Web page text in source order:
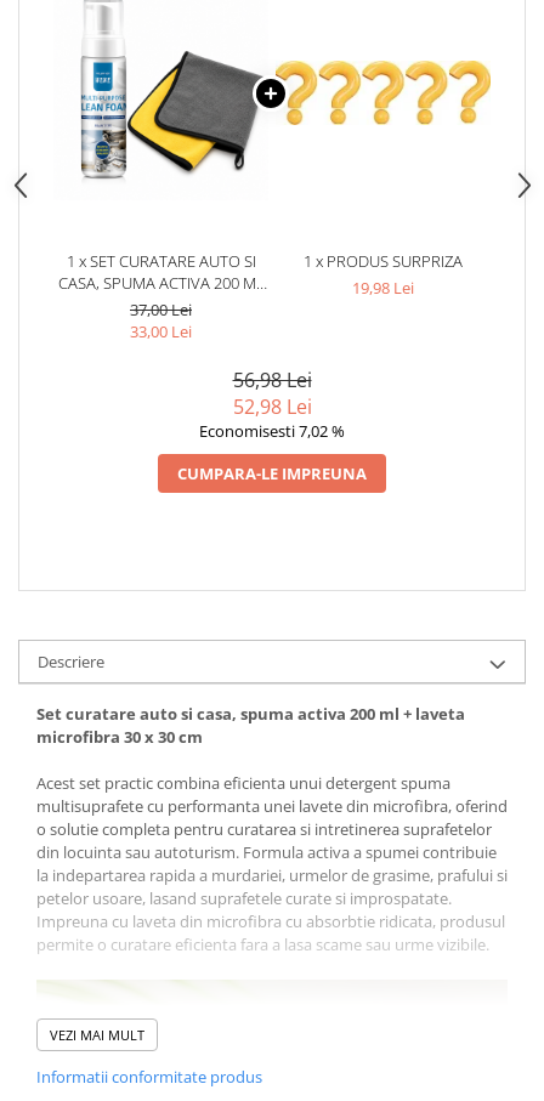
1 x SET CURATARE AUTO SI
CASA, SPUMA ACTIVA 200 ML
+ LAVETA MICROFIBRA 30 X 30
CM
37,00 Lei
33,00 Lei
1 x PRODUS SURPRIZA
19,98 Lei
56,98 Lei
52,98 Lei
Economisesti 7,02 %
CUMPARA-LE IMPREUNA
Descriere
Set curatare auto si casa, spuma activa 200 ml + laveta
microfibra 30 x 30 cm
Acest set practic combina eficienta unui detergent spuma
multisuprafete cu performanta unei lavete din microfibra, oferind
o solutie completa pentru curatarea si intretinerea suprafetelor
din locuinta sau autoturism. Formula activa a spumei contribuie
la indepartarea rapida a murdariei, urmelor de grasime, prafului si
petelor usoare, lasand suprafetele curate si improspatate.
Impreuna cu laveta din microfibra cu absorbtie ridicata, produsul
permite o curatare eficienta fara a lasa scame sau urme vizibile.
VEZI MAI MULT
Informatii conformitate produs